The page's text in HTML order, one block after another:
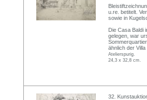
u.re. betitelt.
sowie in
Die Casa Baldi
gelegen, war
ähnlich der
Atelierspurig.
24,3 x 32,8 cm.
32.